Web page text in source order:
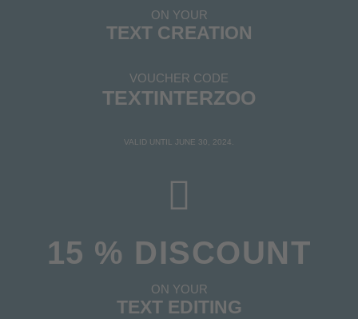
ON YOUR
TEXT CREATION
VOUCHER CODE
TEXTINTERZOO
VALID UNTIL JUNE 30, 2024.
15 % DISCOUNT
ON YOUR
TEXT EDITING